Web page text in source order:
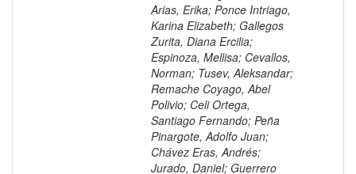
Arias, Erika; Ponce Intriago,
Karina Elizabeth; Gallegos
Zurita, Diana Ercilia;
Espinoza, Mellisa; Cevallos,
Norman; Tusev, Aleksandar;
Remache Coyago, Abel
Polivio; Celi Ortega,
Santiago Fernando; Peña
Pinargote, Adolfo Juan;
Chávez Eras, Andrés;
Jurado, Daniel; Guerrero